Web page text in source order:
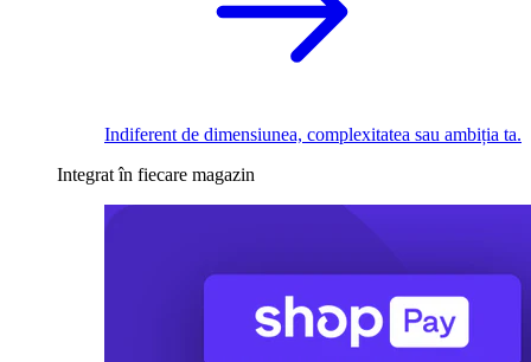
Indiferent de dimensiunea, complexitatea sau ambiția ta.
Integrat în fiecare magazin